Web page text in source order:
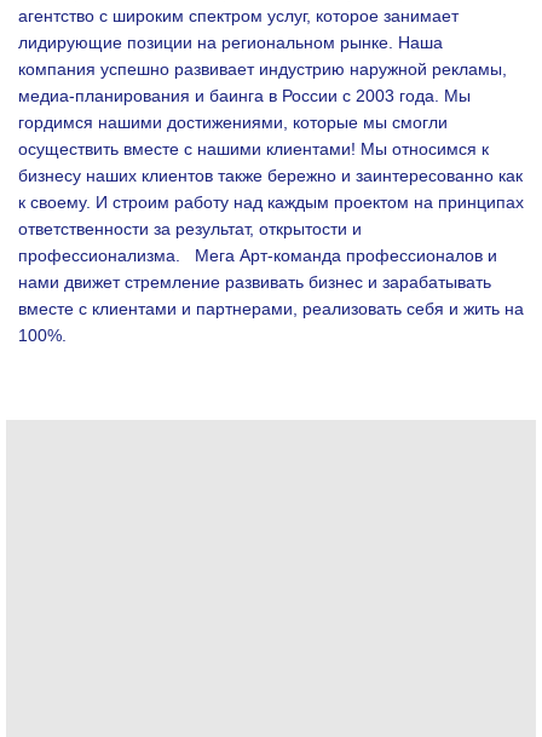
агентство с широким спектром услуг, которое занимает
лидирующие позиции на региональном рынке. Наша
компания успешно развивает индустрию наружной рекламы,
медиа-планирования и баинга в России с 2003 года. Мы
гордимся нашими достижениями, которые мы смогли
осуществить вместе с нашими клиентами! Мы относимся к
бизнесу наших клиентов также бережно и заинтересованно как
к своему. И строим работу над каждым проектом на принципах
ответственности за результат, открытости и
профессионализма. Мега Арт-команда профессионалов и
нами движет стремление развивать бизнес и зарабатывать
вместе с клиентами и партнерами, реализовать себя и жить на
100%.